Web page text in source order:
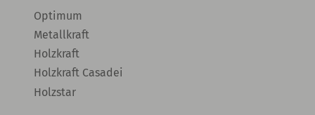
Optimum
Metallkraft
Holzkraft
Holzkraft Casadei
Holzstar